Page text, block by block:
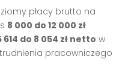
płacy brutto na
8 000 do 12 000 zł
614 do 8 054 zł netto w
pracowniczego